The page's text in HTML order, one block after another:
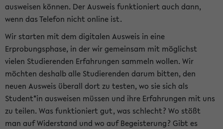
ausweisen können. Der Ausweis funktioniert auch dann,
wenn das Telefon nicht online ist.
Wir starten mit dem digitalen Ausweis in eine
Erprobungsphase, in der wir gemeinsam mit möglichst
vielen Studierenden Erfahrungen sammeln wollen. Wir
möchten deshalb alle Studierenden darum bitten, den
neuen Ausweis überall dort zu testen, wo sie sich als
Student*in ausweisen müssen und ihre Erfahrungen mit uns
zu teilen. Was funktioniert gut, was schlecht? Wo stößt
man auf Widerstand und wo auf Begeisterung? Gibt es